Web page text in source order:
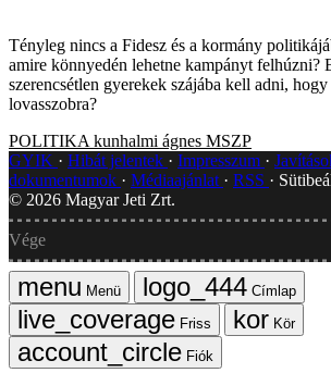
Tényleg nincs a Fidesz és a kormány
amire könnyedén lehetne kampányt felhúzni?
szerencsétlen gyerekek szájába kell adni,
lovasszobra?
POLITIKA kunhalmi ágnes MSZP
GYIK
Hibát jelentek Impresszum
dokumentumok
Médiaajánlat RSS
© 2026 Magyar Jeti Zrt.
Vége
Menü
Címlap
Friss
Kör
Fiók